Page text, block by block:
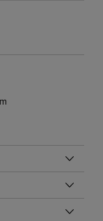
5%
С принтом,
в